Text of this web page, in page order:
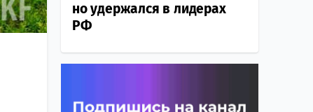
но удержался в лидерах
РФ